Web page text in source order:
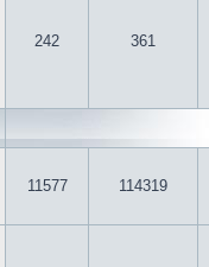
242 361
11577 114319